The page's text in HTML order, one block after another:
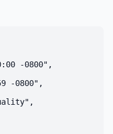
-0800",
-0800",